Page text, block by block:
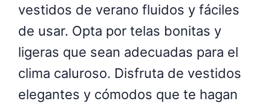
vestidos de verano fluidos y fáciles
de usar. Opta por telas bonitas y
ligeras que sean adecuadas para el
clima caluroso. Disfruta de vestidos
elegantes y cómodos que te hagan